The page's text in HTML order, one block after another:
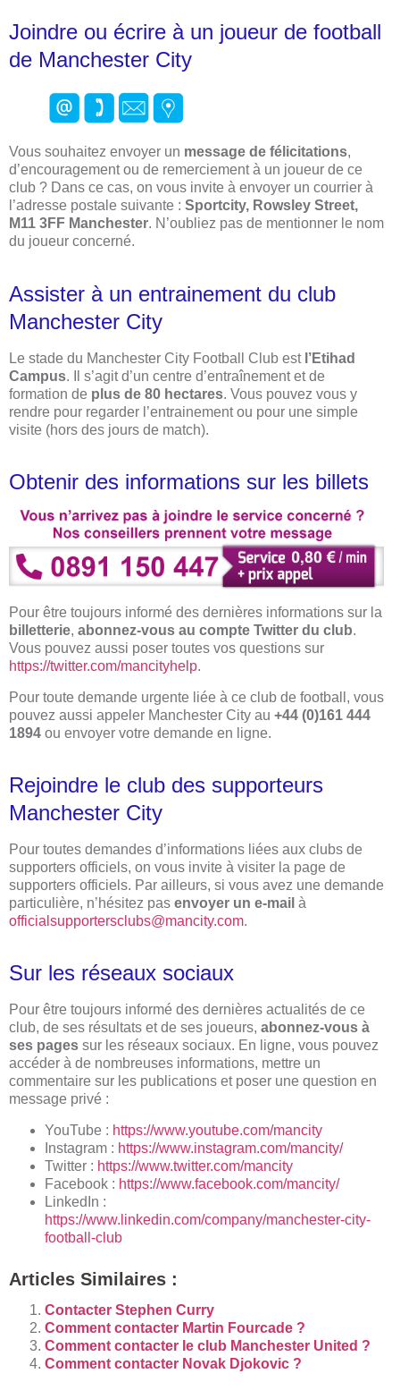
Joindre ou écrire à un joueur de football
de Manchester City
Vous souhaitez envoyer un message de félicitations,
d’encouragement ou de remerciement à un joueur de ce
club ? Dans ce cas, on vous invite à envoyer un courrier à
l’adresse postale suivante : Sportcity, Rowsley Street,
M11 3FF Manchester. N’oubliez pas de mentionner le nom
du joueur concerné.
Assister à un entrainement du club
Manchester City
Le stade du Manchester City Football Club est l’Etihad
Campus. Il s’agit d’un centre d’entraînement et de
formation de plus de 80 hectares. Vous pouvez vous y
rendre pour regarder l’entrainement ou pour une simple
visite (hors des jours de match).
Obtenir des informations sur les billets
Pour être toujours informé des dernières informations sur la
billetterie, abonnez-vous au compte Twitter du club.
Vous pouvez aussi poser toutes vos questions sur
https://twitter.com/mancityhelp.
Pour toute demande urgente liée à ce club de football, vous
pouvez aussi appeler Manchester City au +44 (0)161 444
1894 ou envoyer votre demande en ligne.
Rejoindre le club des supporteurs
Manchester City
Pour toutes demandes d’informations liées aux clubs de
supporters officiels, on vous invite à visiter la page de
supporters officiels. Par ailleurs, si vous avez une demande
particulière, n’hésitez pas envoyer un e-mail à
officialsupportersclubs@mancity.com.
Sur les réseaux sociaux
Pour être toujours informé des dernières actualités de ce
club, de ses résultats et de ses joueurs, abonnez-vous à
ses pages sur les réseaux sociaux. En ligne, vous pouvez
accéder à de nombreuses informations, mettre un
commentaire sur les publications et poser une question en
message privé :
YouTube : https://www.youtube.com/mancity
Instagram : https://www.instagram.com/mancity/
Twitter : https://www.twitter.com/mancity
Facebook : https://www.facebook.com/mancity/
LinkedIn :
https://www.linkedin.com/company/manchester-city-
football-club
Articles Similaires :
Contacter Stephen Curry
Comment contacter Martin Fourcade ?
Comment contacter le club Manchester United ?
Comment contacter Novak Djokovic ?